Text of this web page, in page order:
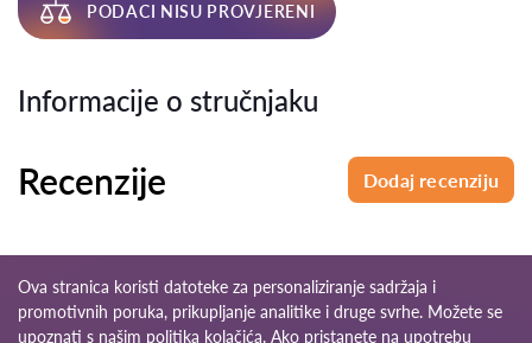
PODACI NISU PROVJERENI
Informacije o stručnjaku
Recenzije Dodaj recenziju
Ova stranica koristi datoteke za personaliziranje sadržaja i
promotivnih poruka, prikupljanje analitike i druge svrhe. Možete se
upoznati s našim politika kolačića. Ako pristanete na upotrebu